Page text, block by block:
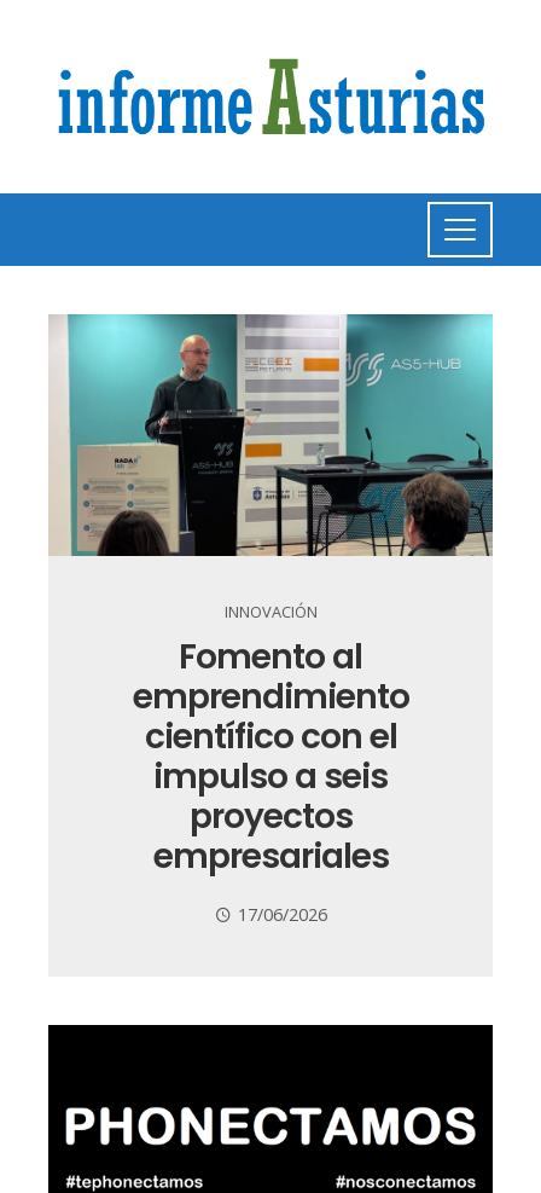
INNOVACIÓN
Fomento al
emprendimiento
científico con el
impulso a seis
proyectos
empresariales
17/06/2026